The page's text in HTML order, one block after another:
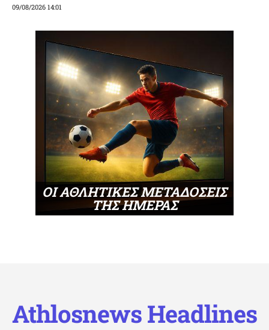
09/08/2026 14:01
ΟΙ ΑΘΛΗΤΙΚΕΣ ΜΕΤΑΔΟΣΕΙΣ
ΤΗΣ ΗΜΕΡΑΣ
Athlosnews Headlines